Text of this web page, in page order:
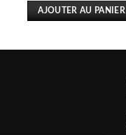
initial
était :
AJOUTER AU PANIER